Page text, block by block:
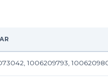
1006209793,